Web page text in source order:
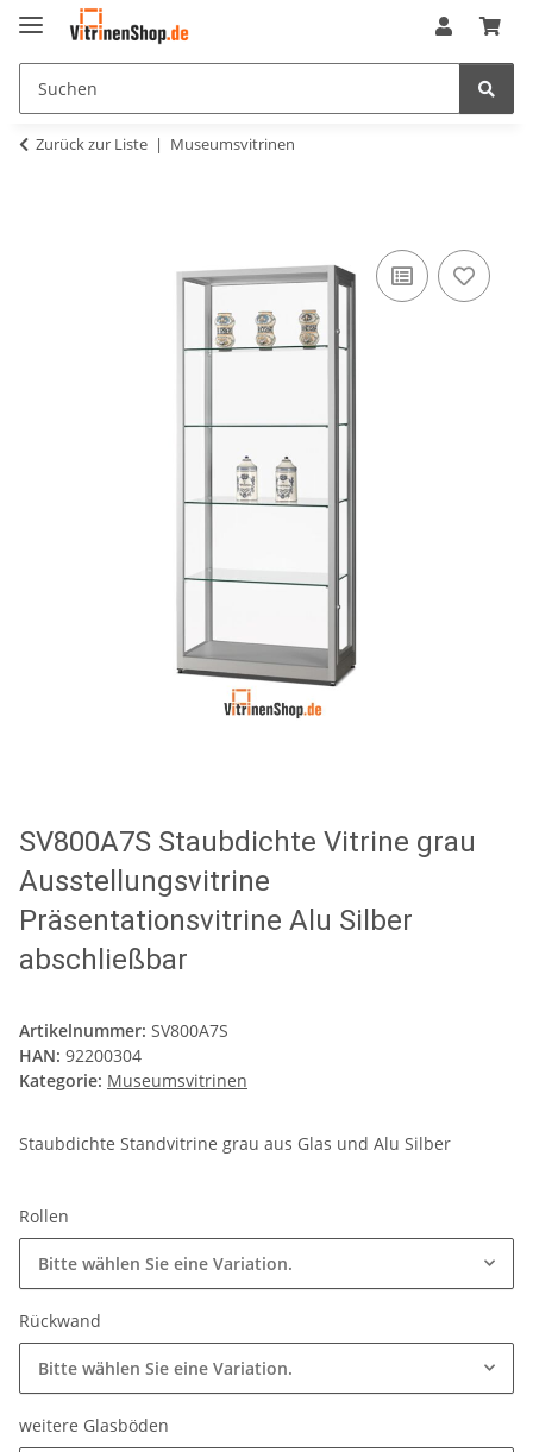
Zurück zur Liste Museumsvitrinen
SV800A7S Staubdichte Vitrine grau
Ausstellungsvitrine
Präsentationsvitrine Alu Silber
abschließbar
Artikelnummer: SV800A7S
HAN: 92200304
Kategorie: Museumsvitrinen
Staubdichte Standvitrine grau aus Glas und Alu Silber
Rollen
Bitte wählen Sie eine Variation.
Rückwand
Bitte wählen Sie eine Variation.
weitere Glasböden